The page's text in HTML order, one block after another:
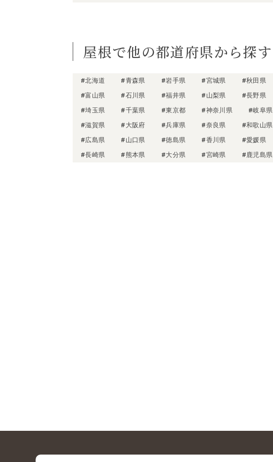
屋根で他の都道府県から探す
#北海道 #青森県 #岩手県 #宮城県 #秋田県
#富山県
#石川県 #福井県 #山梨県 #長野県
#埼玉県
#千葉県 #東京都 #神奈川県 #岐阜県
#滋賀県
#大阪府 #兵庫県 #奈良県 #和歌山県
#広島県
#山口県 #徳島県 #香川県 #愛媛県
#長崎県
#熊本県 #大分県 #宮崎県 #鹿児島県